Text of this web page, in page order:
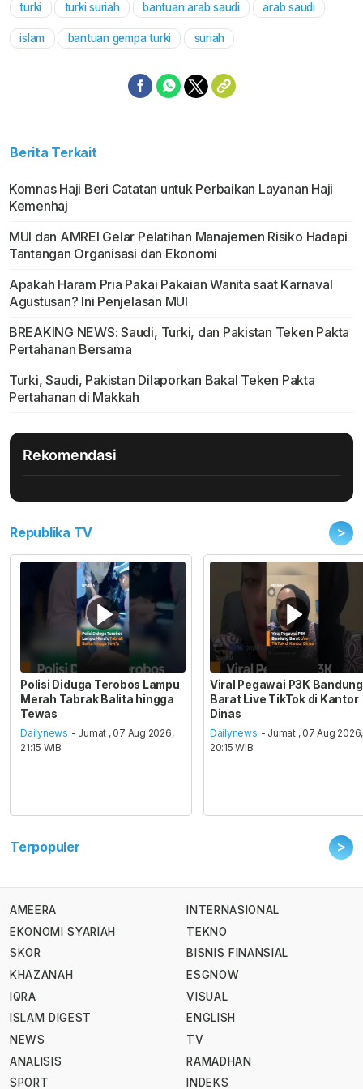
Mute
turki turki suriah bantuan arab saudi arab saudi
islam bantuan gempa turki suriah
Berita Terkait
Komnas Haji Beri Catatan untuk Perbaikan Layanan Haji
Kemenhaj
MUI dan AMREI Gelar Pelatihan Manajemen Risiko Hadapi
Tantangan Organisasi dan Ekonomi
Apakah Haram Pria Pakai Pakaian Wanita saat Karnaval
Agustusan? Ini Penjelasan MUI
BREAKING NEWS: Saudi, Turki, dan Pakistan Teken Pakta
Pertahanan Bersama
Turki, Saudi, Pakistan Dilaporkan Bakal Teken Pakta
Pertahanan di Makkah
Rekomendasi
Republika TV >
Polisi Diduga Terobos Lampu
Merah Tabrak Balita hingga
Tewas
Dailynews - Jumat , 07 Aug 2026,
21:15 WIB
Viral Pegawai P3K Bandung
Barat Live TikTok di Kantor
Dinas
Dailynews - Jumat , 07 Aug 2026,
20:15 WIB
Terpopuler >
AMEERA
EKONOMI SYARIAH
SKOR
KHAZANAH
IQRA
ISLAM DIGEST
NEWS
ANALISIS
SPORT
INTERNASIONAL
TEKNO
BISNIS FINANSIAL
ESGNOW
VISUAL
ENGLISH
TV
RAMADHAN
INDEKS